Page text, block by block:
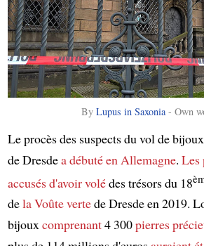
ByLupus in Saxonia -Own
Le procès des suspects du vol de
de Dresdea débutéen Allemagne. Les
accusés d'avoir volédes trésors du 18
dela Voûte vertede Dresde en 2019.
bijouxcomprenant4 300pierres